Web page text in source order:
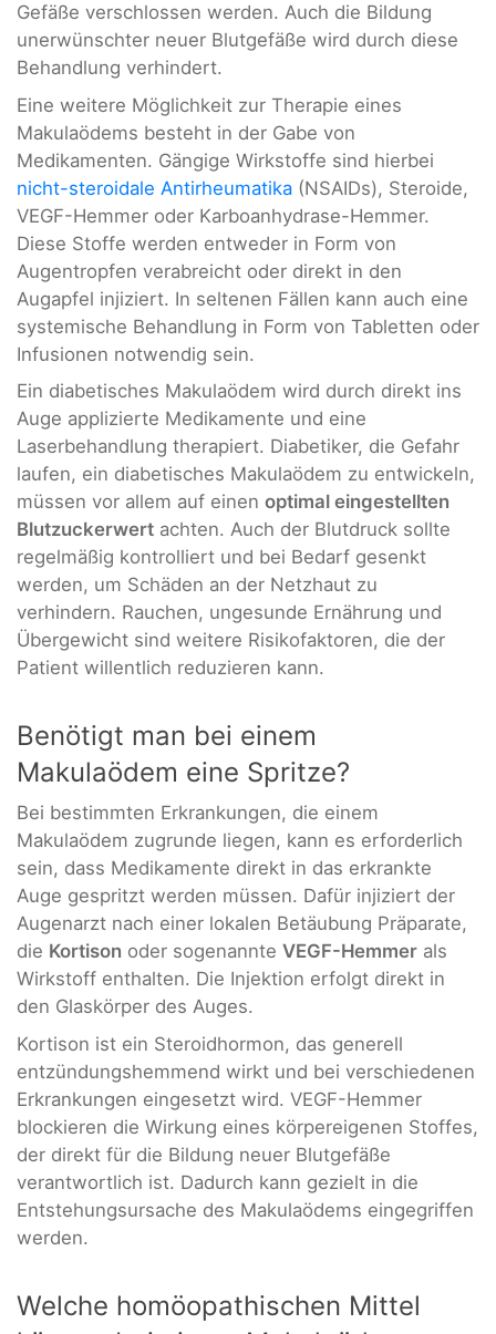
Gefäße verschlossen werden. Auch die Bildung
unerwünschter neuer Blutgefäße wird durch diese
Behandlung verhindert.
Eine weitere Möglichkeit zur Therapie eines
Makulaödems besteht in der Gabe von
Medikamenten. Gängige Wirkstoffe sind hierbei
nicht-steroidale Antirheumatika (NSAIDs), Steroide,
VEGF-Hemmer oder Karboanhydrase-Hemmer.
Diese Stoffe werden entweder in Form von
Augentropfen verabreicht oder direkt in den
Augapfel injiziert. In seltenen Fällen kann auch eine
systemische Behandlung in Form von Tabletten oder
Infusionen notwendig sein.
Ein diabetisches Makulaödem wird durch direkt ins
Auge applizierte Medikamente und eine
Laserbehandlung therapiert. Diabetiker, die Gefahr
laufen, ein diabetisches Makulaödem zu entwickeln,
müssen vor allem auf einen optimal eingestellten
Blutzuckerwert achten. Auch der Blutdruck sollte
regelmäßig kontrolliert und bei Bedarf gesenkt
werden, um Schäden an der Netzhaut zu
verhindern. Rauchen, ungesunde Ernährung und
Übergewicht sind weitere Risikofaktoren, die der
Patient willentlich reduzieren kann.
Benötigt man bei einem
Makulaödem eine Spritze?
Bei bestimmten Erkrankungen, die einem
Makulaödem zugrunde liegen, kann es erforderlich
sein, dass Medikamente direkt in das erkrankte
Auge gespritzt werden müssen. Dafür injiziert der
Augenarzt nach einer lokalen Betäubung Präparate,
die Kortison oder sogenannte VEGF-Hemmer als
Wirkstoff enthalten. Die Injektion erfolgt direkt in
den Glaskörper des Auges.
Kortison ist ein Steroidhormon, das generell
entzündungshemmend wirkt und bei verschiedenen
Erkrankungen eingesetzt wird. VEGF-Hemmer
blockieren die Wirkung eines körpereigenen Stoffes,
der direkt für die Bildung neuer Blutgefäße
verantwortlich ist. Dadurch kann gezielt in die
Entstehungsursache des Makulaödems eingegriffen
werden.
Welche homöopathischen Mittel